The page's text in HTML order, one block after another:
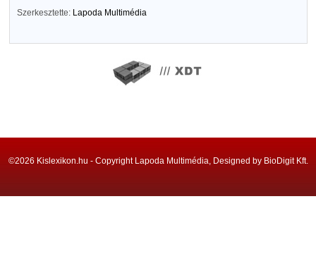
Szerkesztette: Lapoda Multimédia
©2026 Kislexikon.hu - Copyright Lapoda Multimédia, Designed by BioDigit Kft.